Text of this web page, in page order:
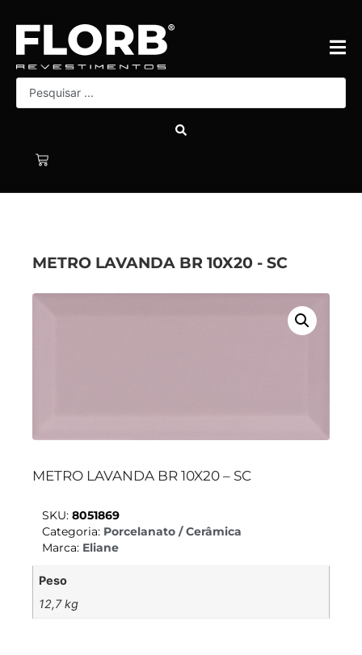
METRO LAVANDA BR 10X20 - SC
METRO LAVANDA BR 10X20 – SC
SKU: 8051869
Categoria: Porcelanato / Cerâmica
Marca: Eliane
Peso
12,7 kg